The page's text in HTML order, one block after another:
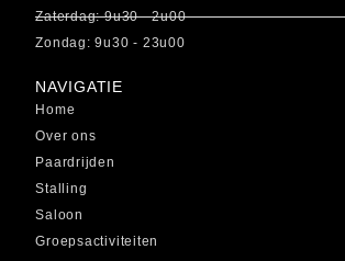
Zaterdag: 9u30 - 2u00
Zondag: 9u30 - 23u00
NAVIGATIE
Home
Over ons
Paardrijden
Stalling
Saloon
Groepsactiviteiten